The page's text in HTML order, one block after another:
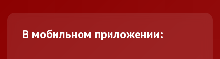
В мобильном приложении: